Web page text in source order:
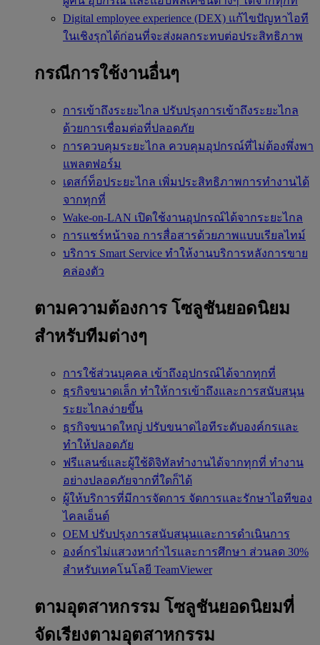
Digital employee experience (DEX) แก้ไขปัญหาไอที
ในเชิงรุกได้ก่อนที่จะส่งผลกระทบต่อประสิทธิภาพ
กรณีการใช้งานอื่นๆ
การเข้าถึงระยะไกล ปรับปรุงการเข้าถึงระยะไกล
ด้วยการเชื่อมต่อที่ปลอดภัย
การควบคุมระยะไกล ควบคุมอุปกรณ์ที่ไม่ต้องพึ่งพา
แพลตฟอร์ม
เดสก์ท็อประยะไกล เพิ่มประสิทธิภาพการทำงานได้
จากทุกที่
Wake-on-LAN เปิดใช้งานอุปกรณ์ได้จากระยะไกล
การแชร์หน้าจอ การสื่อสารด้วยภาพแบบเรียลไทม์
บริการ Smart Service ทำให้งานบริการหลังการขาย
คล่องตัว
ตามความต้องการ โซลูชันยอดนิยม
สำหรับทีมต่างๆ
การใช้ส่วนบุคคล เข้าถึงอุปกรณ์ได้จากทุกที่
ธุรกิจขนาดเล็ก ทำให้การเข้าถึงและการสนับสนุน
ระยะไกลง่ายขึ้น
ธุรกิจขนาดใหญ่ ปรับขนาดไอทีระดับองค์กรและ
ทำให้ปลอดภัย
ฟรีแลนซ์และผู้ใช้ดิจิทัลทำงานได้จากทุกที่ ทำงาน
อย่างปลอดภัยจากที่ใดก็ได้
ผู้ให้บริการที่มีการจัดการ จัดการและรักษาไอทีของ
ไคลเอ็นต์
OEM ปรับปรุงการสนับสนุนและการดำเนินการ
องค์กรไม่แสวงหากำไรและการศึกษา ส่วนลด 30%
สำหรับเทคโนโลยี TeamViewer
ตามอุตสาหกรรม โซลูชันยอดนิยมที่
จัดเรียงตามอุตสาหกรรม